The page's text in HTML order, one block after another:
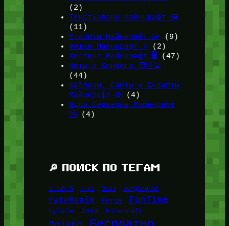
(2)
Текстурпаки Майнкрафт 🖼️
(11)
Утилиты Майнкрафт ✂️ (9)
Фишки Майнкрафт ⭐(2)
Хостинг Майнкрафт 🖥️ (47)
Читы и Конфиги 🧑🏻‍💻
(44)
Шаблоны, Сайты и Скрипты
Майнкрафт ⚙️ (4)
Ядра Серверов Майнкрафт
🚰(4)
🔎 ПОИСК ПО ТЕГАМ
1.16.5 1.21 2026 BungeeHost
FateRealm Forge FunTime
HyTale Java Minecraft